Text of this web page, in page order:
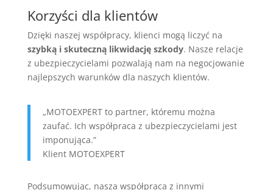
Korzyści dla klientów
Dzięki naszej współpracy, klienci mogą liczyć na
szybką i skuteczną likwidację szkody. Nasze relacje
z ubezpieczycielami pozwalają nam na negocjowanie
najlepszych warunków dla naszych klientów.
„MOTOEXPERT to partner, któremu można
zaufać. Ich współpraca z ubezpieczycielami jest
imponująca.”
Klient MOTOEXPERT
Podsumowując, nasza współpraca z innymi